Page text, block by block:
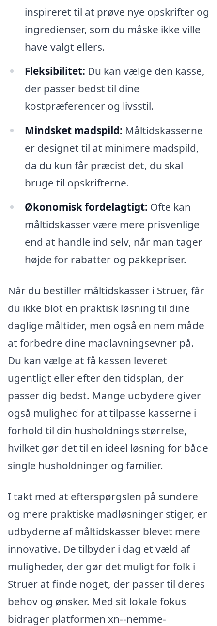
inspireret til at prøve nye opskrifter og
ingredienser, som du måske ikke ville
have valgt ellers.
Fleksibilitet: Du kan vælge den kasse,
der passer bedst til dine
kostpræferencer og livsstil.
Mindsket madspild: Måltidskasserne
er designet til at minimere madspild,
da du kun får præcist det, du skal
bruge til opskrifterne.
Økonomisk fordelagtigt: Ofte kan
måltidskasser være mere prisvenlige
end at handle ind selv, når man tager
højde for rabatter og pakkepriser.
Når du bestiller måltidskasser i Struer, får
du ikke blot en praktisk løsning til dine
daglige måltider, men også en nem måde
at forbedre dine madlavningsevner på.
Du kan vælge at få kassen leveret
ugentligt eller efter den tidsplan, der
passer dig bedst. Mange udbydere giver
også mulighed for at tilpasse kasserne i
forhold til din husholdnings størrelse,
hvilket gør det til en ideel løsning for både
single husholdninger og familier.
I takt med at efterspørgslen på sundere
og mere praktiske madløsninger stiger, er
udbyderne af måltidskasser blevet mere
innovative. De tilbyder i dag et væld af
muligheder, der gør det muligt for folk i
Struer at finde noget, der passer til deres
behov og ønsker. Med sit lokale fokus
bidrager platformen xn--nemme-